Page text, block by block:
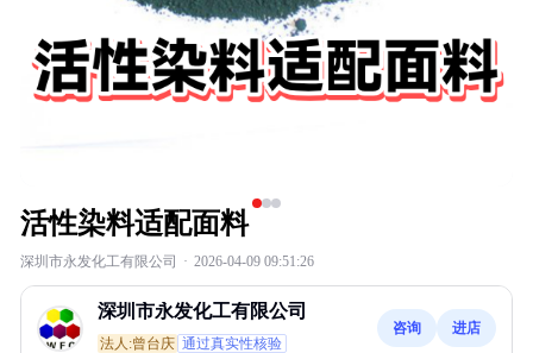
活性染料适配面料
深圳市永发化工有限公司 · 2026-04-09 09:51:26
深圳市永发化工有限公司
法人:曾台庆 通过真实性核验
咨询 进店